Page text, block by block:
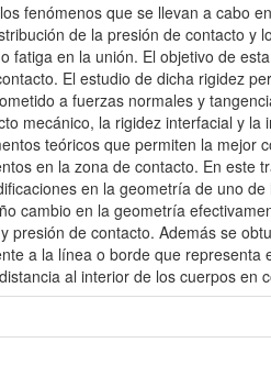
fenómenos que se llevan a cabo
de la presión de contacto y
en la unión. El objetivo de
El estudio de dicha rigidez
a fuerzas normales y
mecánico, la rigidez interfacial y
teóricos que permiten la mejor
en la zona de contacto. En este
en la geometría de uno
cambio en la geometría
de contacto. Además se
a la línea o borde que representa
al interior de los cuerpos en